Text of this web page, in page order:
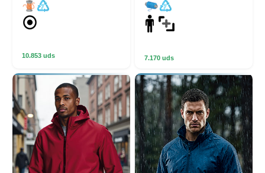
10.853 uds 7.170 uds